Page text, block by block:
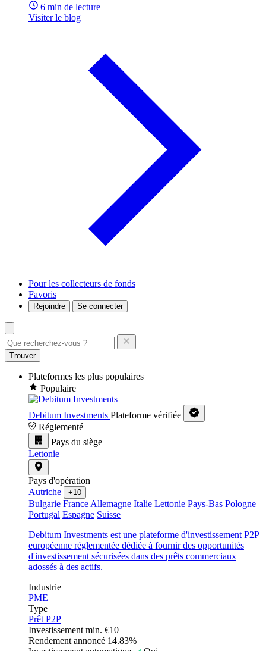
6 min de lecture
Visiter le blog
Pour les collecteurs de fonds
Favoris
Rejoindre Se connecter
Trouver
Plateformes les plus populaires
Populaire
Debitum Investments Plateforme vérifiée
Réglementé
Pays du siège
Lettonie
Pays d'opération
Autriche
+10
Bulgarie France Allemagne Italie Lettonie Pays-Bas Pologne
Portugal Espagne Suisse
Debitum Investments est une plateforme d'investissement P2P
européenne réglementée dédiée à fournir des opportunités
d'investissement sécurisées dans des prêts commerciaux
adossés à des actifs.
Industrie
PME
Type
Prêt P2P
Investissement min. €10
Rendement annoncé 14.83%